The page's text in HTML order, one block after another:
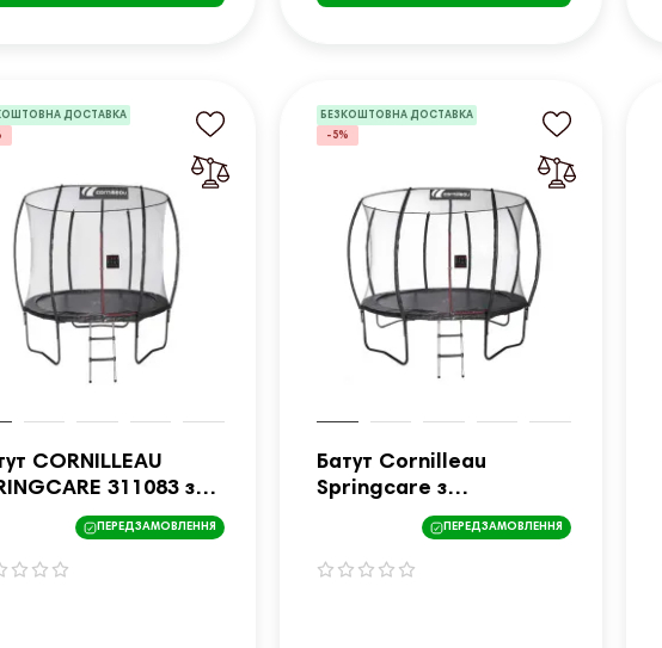
ДОСТАВКА
CORNILLEAU
311083 з
сіткою 244
чорний
ПЕРЕДЗАМОВЛЕННЯ
БЕЗКОШТОВНА ДОСТАВКА
-5%
Батут Cornilleau
Springcare з
зовнішньою сіткою 366
см чорний
ПЕРЕДЗАМОВЛЕННЯ